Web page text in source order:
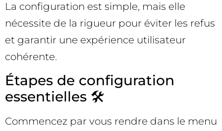
La configuration est simple, mais elle
nécessite de la rigueur pour éviter les refus
et garantir une expérience utilisateur
cohérente.
Étapes de configuration
essentielles 🛠️
Commencez par vous rendre dans le menu